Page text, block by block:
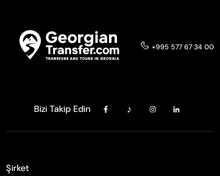
+995 577 67 34 00
Bizi Takip Edin
Şirket